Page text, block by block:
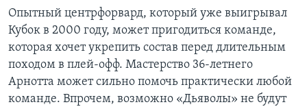
Опытный центрфорвард, который уже выигрывал
Кубок в 2000 году, может пригодиться команде,
которая хочет укрепить состав перед длительным
походом в плей-офф. Мастерство 36-летнего
Арнотта может сильно помочь практически любой
команде. Впрочем, возможно «Дьяволы» не будут